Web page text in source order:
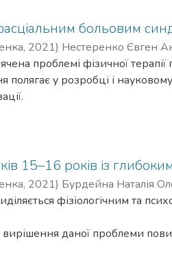
коксартрозом у
з первинним
остеоартрозом.
больовим
, 2021) Нестеренко Євген
проблемі фізичної
полягає у розробці і
наявні
локалізації та досліджено
програма фізичної терапії
масажу,
амплітуди рухів,
15–16 років із
, 2021) Бурдейна Наталія
фізіологічним та
даної проблеми
підходів